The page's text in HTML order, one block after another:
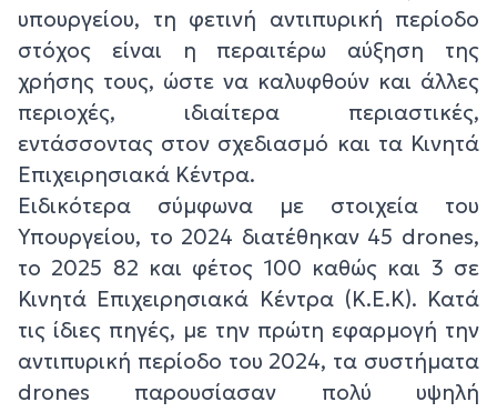
υπουργείου, τη φετινή αντιπυρική περίοδο
στόχος είναι η περαιτέρω αύξηση της
χρήσης τους, ώστε να καλυφθούν και άλλες
περιοχές, ιδιαίτερα περιαστικές,
εντάσσοντας στον σχεδιασμό και τα Κινητά
Επιχειρησιακά Κέντρα.
Ειδικότερα σύμφωνα με στοιχεία του
Υπουργείου, το 2024 διατέθηκαν 45 drones,
το 2025 82 και φέτος 100 καθώς και 3 σε
Κινητά Επιχειρησιακά Κέντρα (Κ.Ε.Κ). Κατά
τις ίδιες πηγές, με την πρώτη εφαρμογή την
αντιπυρική περίοδο του 2024, τα συστήματα
drones παρουσίασαν πολύ υψηλή